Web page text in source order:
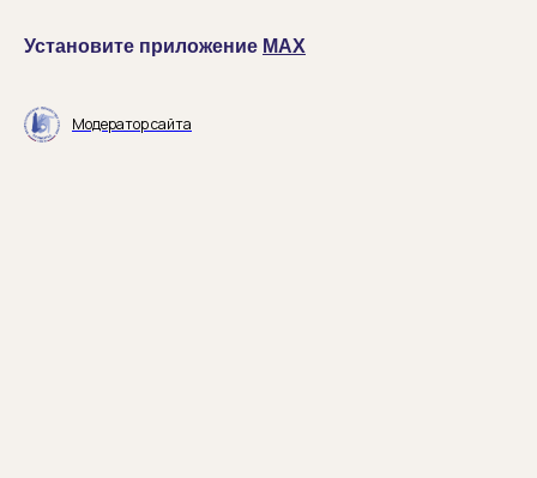
Установите приложение MAX
Модератор сайта